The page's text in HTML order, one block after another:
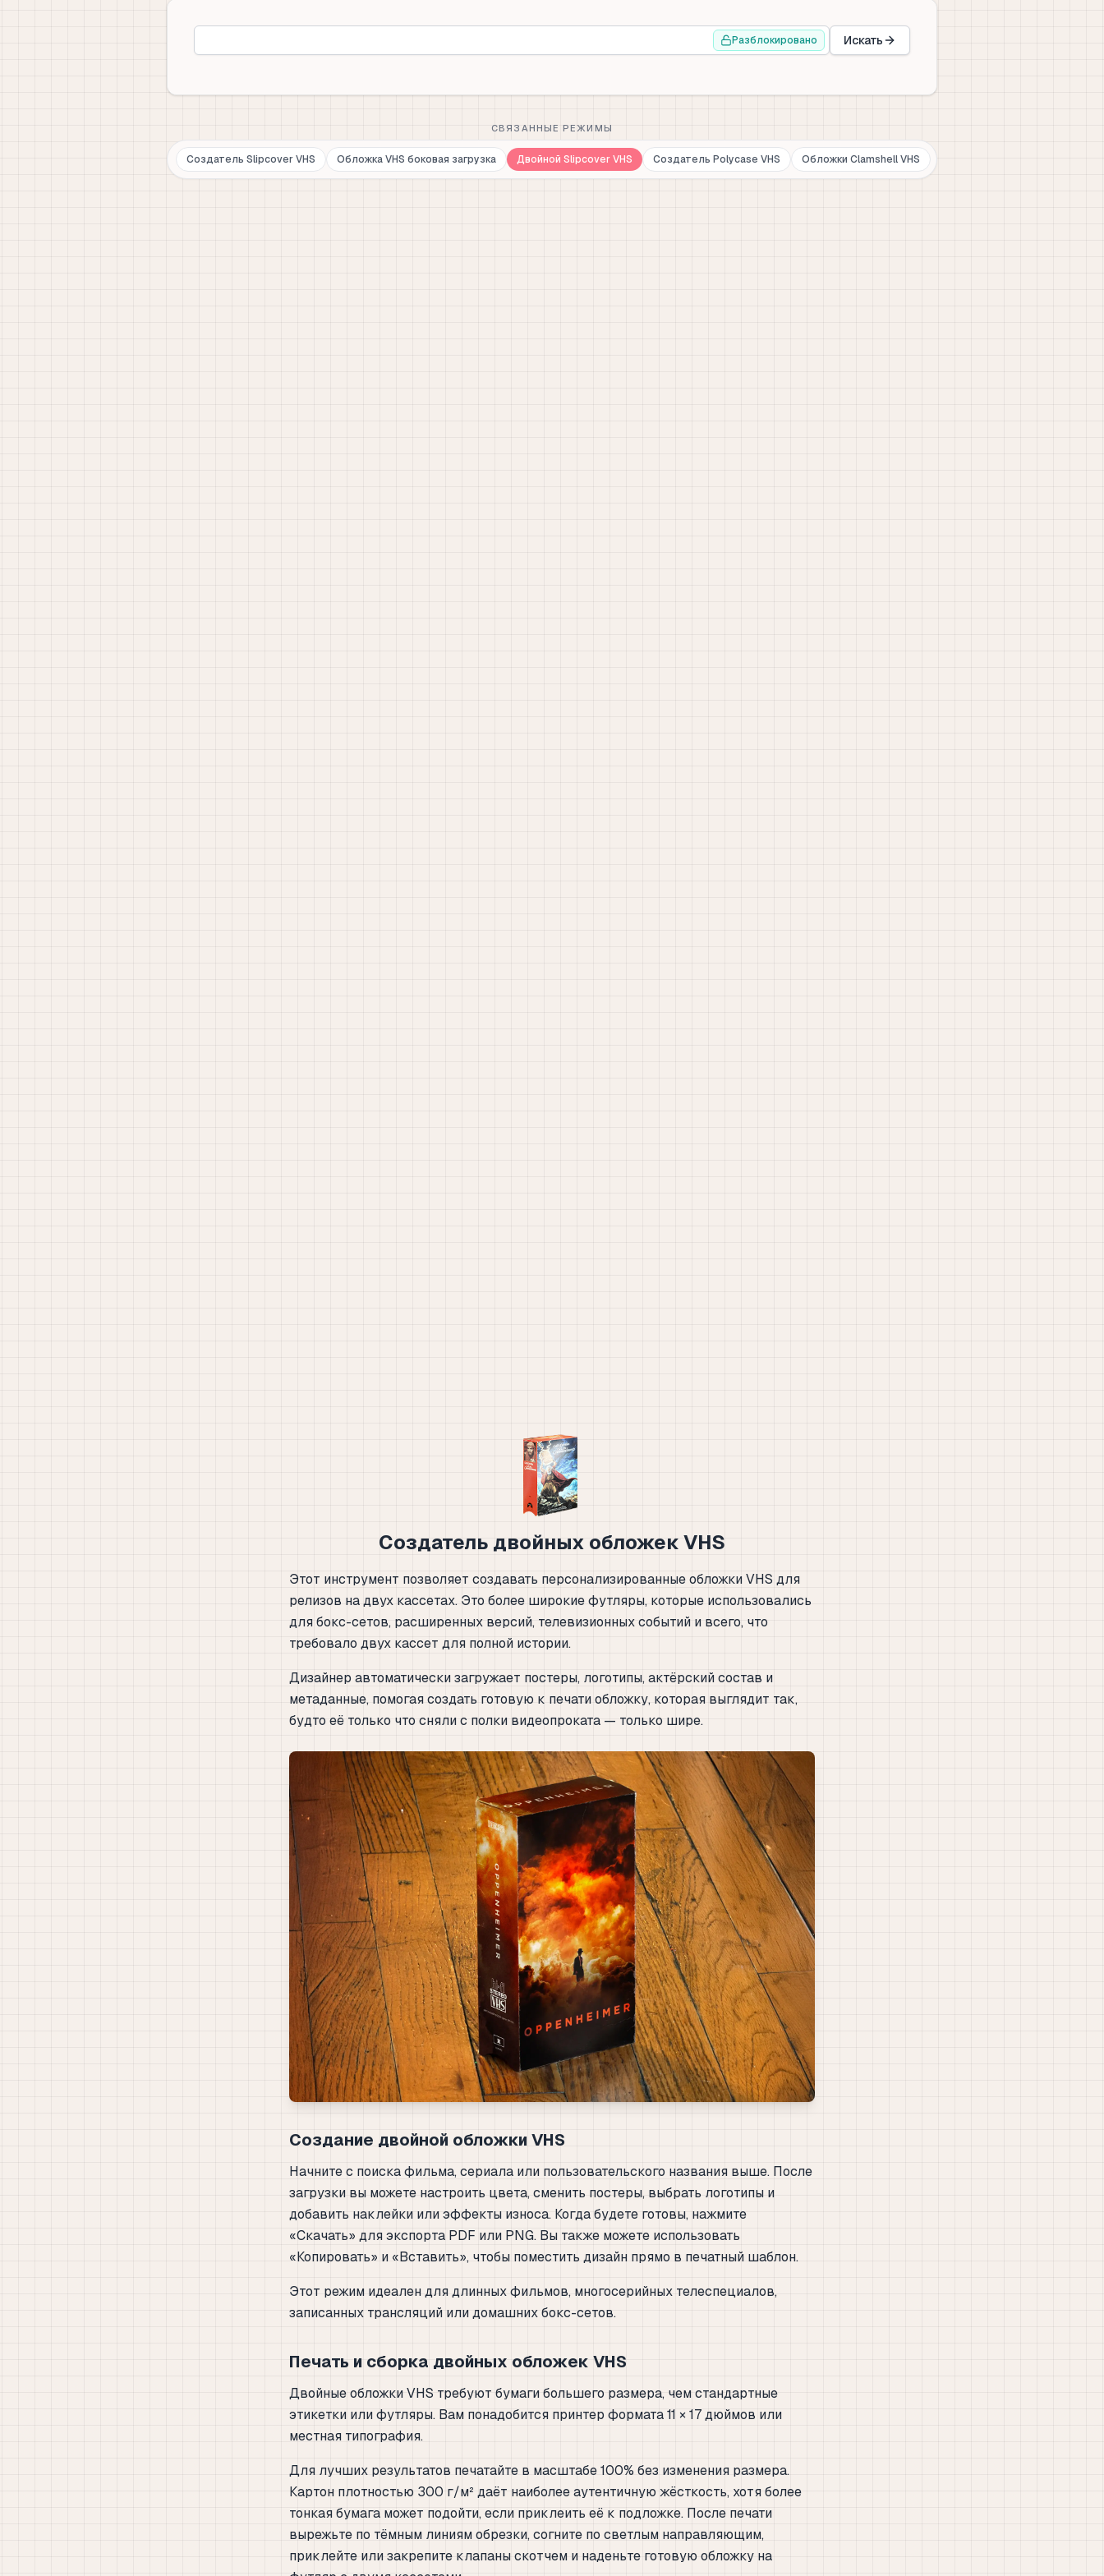
Разблокировано Искать
СВЯЗАННЫЕ РЕЖИМЫ
Создатель Slipcover VHS Обложка VHS боковая загрузка Двойной Slipcover VHS Создатель Polycase VHS Обложки Clamshell VHS
Создатель двойных обложек VHS
Этот инструмент позволяет создавать персонализированные обложки VHS для
релизов на двух кассетах. Это более широкие футляры, которые использовались
для бокс-сетов, расширенных версий, телевизионных событий и всего, что
требовало двух кассет для полной истории.
Дизайнер автоматически загружает постеры, логотипы, актёрский состав и
метаданные, помогая создать готовую к печати обложку, которая выглядит так,
будто её только что сняли с полки видеопроката — только шире.
Создание двойной обложки VHS
Начните с поиска фильма, сериала или пользовательского названия выше. После
загрузки вы можете настроить цвета, сменить постеры, выбрать логотипы и
добавить наклейки или эффекты износа. Когда будете готовы, нажмите
«Скачать» для экспорта PDF или PNG. Вы также можете использовать
«Копировать» и «Вставить», чтобы поместить дизайн прямо в печатный шаблон.
Этот режим идеален для длинных фильмов, многосерийных телеспециалов,
записанных трансляций или домашних бокс-сетов.
Печать и сборка двойных обложек VHS
Двойные обложки VHS требуют бумаги большего размера, чем стандартные
этикетки или футляры. Вам понадобится принтер формата 11 × 17 дюймов или
местная типография.
Для лучших результатов печатайте в масштабе 100% без изменения размера.
Картон плотностью 300 г/м² даёт наиболее аутентичную жёсткость, хотя более
тонкая бумага может подойти, если приклеить её к подложке. После печати
вырежьте по тёмным линиям обрезки, согните по светлым направляющим,
приклейте или закрепите клапаны скотчем и наденьте готовую обложку на